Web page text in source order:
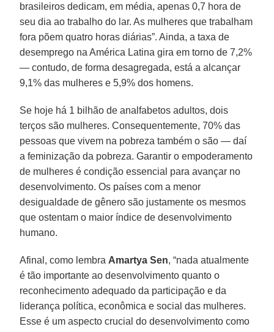
brasileiros dedicam, em média, apenas 0,7 hora de
seu dia ao trabalho do lar. As mulheres que trabalham
fora põem quatro horas diárias”. Ainda, a taxa de
desemprego na América Latina gira em torno de 7,2%
— contudo, de forma desagregada, está a alcançar
9,1% das mulheres e 5,9% dos homens.
Se hoje há 1 bilhão de analfabetos adultos, dois
terços são mulheres. Consequentemente, 70% das
pessoas que vivem na pobreza também o são — daí
a feminização da pobreza. Garantir o empoderamento
de mulheres é condição essencial para avançar no
desenvolvimento. Os países com a menor
desigualdade de gênero são justamente os mesmos
que ostentam o maior índice de desenvolvimento
humano.
Afinal, como lembra Amartya Sen, “nada atualmente
é tão importante ao desenvolvimento quanto o
reconhecimento adequado da participação e da
liderança política, econômica e social das mulheres.
Esse é um aspecto crucial do desenvolvimento como